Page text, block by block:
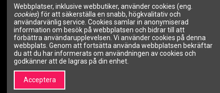
Om SALON LINE
Om SALON LINE
Varumärken | Professionell
kosmetik och
skönhetsvarumärken –
SALON LINE
Kontakta oss
Information
Allmänna villkor
Integritetspolicy
Betalningsmetoder
Leveranssätt
Webbplatser, inklusive webbutiker, använder cookies (eng.
cookies) för att säkerställa en snabb, högkvalitativ och
användarvänlig service. Cookies samlar in anonymiserad
information om besök på webbplatsen och bidrar till att
förbättra användarupplevelsen. Vi använder cookies på denna
webbplats. Genom att fortsätta använda webbplatsen bekräftar
du att du har informerats om användningen av cookies och
godkänner att de lagras på din enhet.
Acceptera